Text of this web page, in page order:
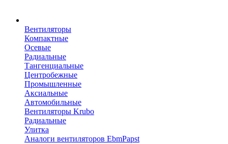
Вентиляторы
Компактные
Осевые
Радиальные
Тангенциальные
Центробежные
Промышленные
Аксиальные
Автомобильные
Вентиляторы Krubo
Радиальные
Улитка
Аналоги вентиляторов EbmPapst